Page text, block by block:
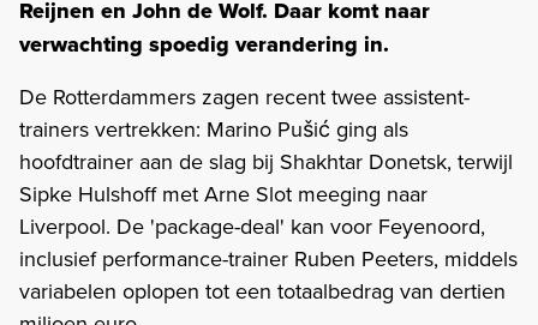
Reijnen en John de Wolf. Daar komt naar
verwachting spoedig verandering in.
De Rotterdammers zagen recent twee assistent-
trainers vertrekken: Marino Pušić ging als
hoofdtrainer aan de slag bij Shakhtar Donetsk, terwijl
Sipke Hulshoff met Arne Slot meeging naar
Liverpool. De 'package-deal' kan voor Feyenoord,
inclusief performance-trainer Ruben Peeters, middels
variabelen oplopen tot een totaalbedrag van dertien